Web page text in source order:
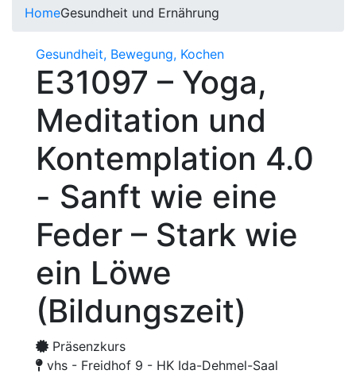
HomeGesundheit und Ernährung
Gesundheit, Bewegung, Kochen
E31097 – Yoga,
Meditation und
Kontemplation 4.0
- Sanft wie eine
Feder – Stark wie
ein Löwe
(Bildungszeit)
Präsenzkurs
vhs - Freidhof 9 - HK Ida-Dehmel-Saal